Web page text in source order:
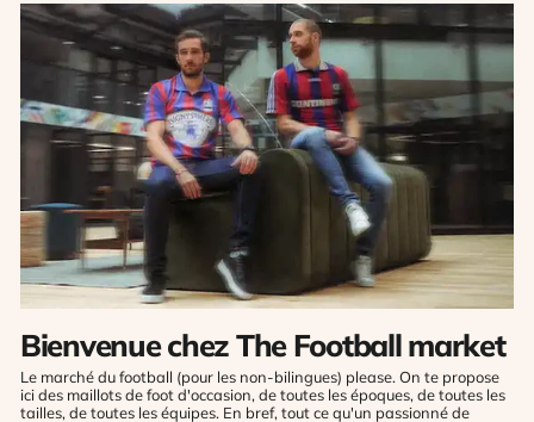
Bienvenue chez The Football market
Le marché du football (pour les non-bilingues) please. On te propose
ici des maillots de foot d'occasion, de toutes les époques, de toutes les
tailles, de toutes les équipes. En bref, tout ce qu'un passionné de